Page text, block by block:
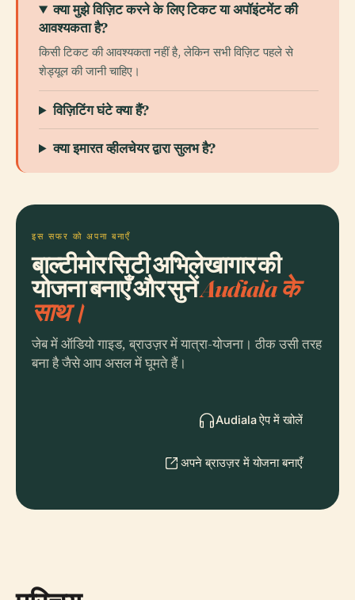
क्या मुझे विज़िट करने के लिए टिकट या अपॉइंटमेंट की
आवश्यकता है?
किसी टिकट की आवश्यकता नहीं है, लेकिन सभी विज़िट पहले से
शेड्यूल की जानी चाहिए।
विज़िटिंग घंटे क्या हैं?
क्या इमारत व्हीलचेयर द्वारा सुलभ है?
इस सफर को अपना बनाएँ
बाल्टीमोर सिटी अभिलेखागार की
योजना बनाएँ और सुनेंAudiala के
साथ।
जेब में ऑडियो गाइड, ब्राउज़र में यात्रा-योजना। ठीक उसी तरह
बना है जैसे आप असल में घूमते हैं।
Audiala ऐप में खोलें
अपने ब्राउज़र में योजना बनाएँ